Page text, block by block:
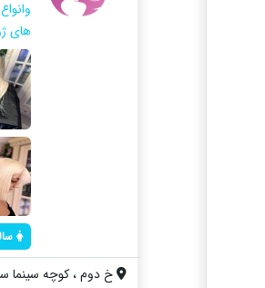
هاي
خ دوم ، كوچه سينما